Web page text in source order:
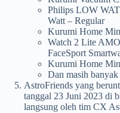
Philips LOW
Watt – Regular
Kurumi Home
Watch 2 Lite
FaceSport
Kurumi Home
Dan masih
AstroFriends yang
tanggal 23 Juni 2023 di
langsung oleh tim CX